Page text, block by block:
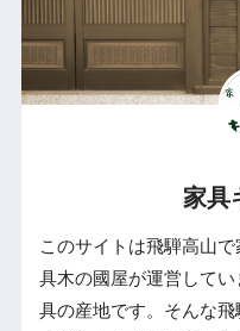
家具
このサイトは飛騨高山
具木の國屋が運営して
具の産地です。そんな